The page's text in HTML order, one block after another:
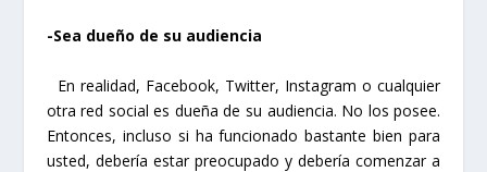
-Sea dueño de su audiencia
En realidad, Facebook, Twitter, Instagram o cualquier
otra red social es dueña de su audiencia. No los posee.
Entonces, incluso si ha funcionado bastante bien para
usted, debería estar preocupado y debería comenzar a